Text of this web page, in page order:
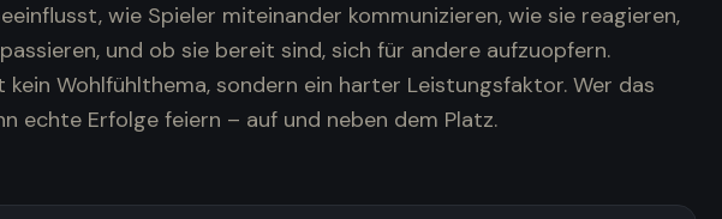
wie Spieler miteinander kommunizieren, wie sie reagieren,
und ob sie bereit sind, sich für andere aufzuopfern.
kein Wohlfühlthema, sondern ein harter Leistungsfaktor. Wer das
echte Erfolge feiern – auf und neben dem Platz.